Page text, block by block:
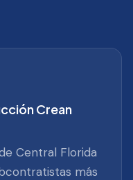
Crean
Central Florida
más